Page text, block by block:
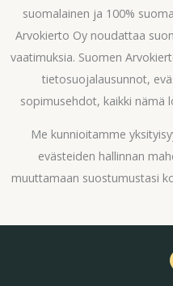
suomalainen ja 100%
Arvokierto Oy noudattaa
vaatimuksia. Suomen
tietosuojalausunnot,
sopimusehdot, kaikki nämä
Me kunnioitamme
evästeiden hallinnan
muuttamaan suostumustasi